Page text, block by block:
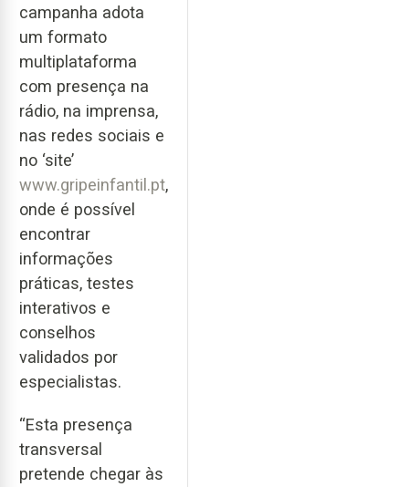
campanha adota
um formato
multiplataforma
com presença na
rádio, na imprensa,
nas redes sociais e
no ‘site’
www.gripeinfantil.pt,
onde é possível
encontrar
informações
práticas, testes
interativos e
conselhos
validados por
especialistas.
“Esta presença
transversal
pretende chegar às